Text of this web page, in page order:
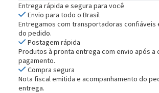
Entrega rápida e segura para você
Envio para todo o Brasil
Entregamos com transportadoras confiáveis
do pedido.
Postagem rápida
Produtos à pronta entrega com envio após a
pagamento.
Compra segura
Nota fiscal emitida e acompanhamento do
entrega.